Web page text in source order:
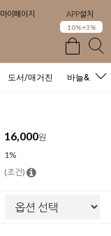
마이페이지 APP설치
10%+3%
도서/매거진 바늘&도구
16,000원
1%
(조건)